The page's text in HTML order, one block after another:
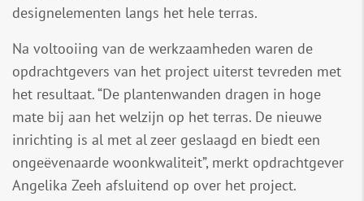
designelementen langs het hele terras.
Na voltooiing van de werkzaamheden waren de
opdrachtgevers van het project uiterst tevreden met
het resultaat. “De plantenwanden dragen in hoge
mate bij aan het welzijn op het terras. De nieuwe
inrichting is al met al zeer geslaagd en biedt een
ongeëvenaarde woonkwaliteit”, merkt opdrachtgever
Angelika Zeeh afsluitend op over het project.